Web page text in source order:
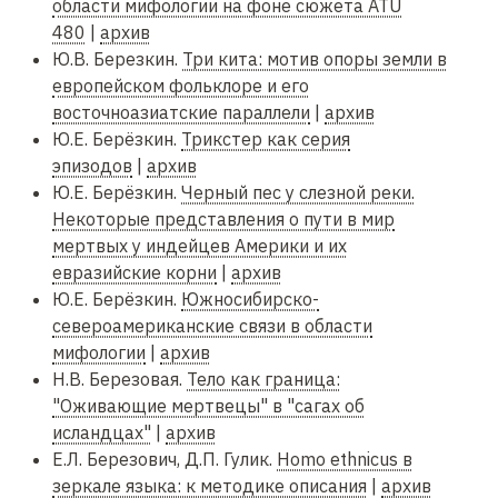
области мифологии на фоне сюжета ATU
480
архив
Ю.В. Березкин. Три кита: мотив опоры земли в
европейском фольклоре и его
восточноазиатские параллели
архив
Ю.Е. Берёзкин. Трикстер как серия
эпизодов
архив
Ю.Е. Берёзкин. Черный пес у слезной реки.
Некоторые представления о пути в мир
мертвых у индейцев Америки и их
евразийские корни
архив
Ю.Е. Берёзкин. Южносибирско-
североамериканские связи в области
мифологии
архив
Н.В. Березовая. Тело как граница:
"Оживающие мертвецы" в "сагах об
исландцах"
архив
Е.Л. Березович, Д.П. Гулик. Homo ethnicus в
зеркале языка: к методике описания
архив